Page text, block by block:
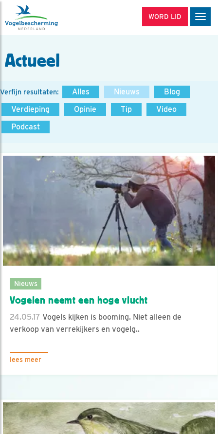
WORD LID
Actueel
Verfijn resultaten: Alles Nieuws
Blog
Verdieping
Opinie Tip
Video
Podcast
Nieuws
Vogelen neemt een hoge vlucht
24.05.17 Vogels kijken is booming. Niet alleen de
verkoop van verrekijkers en vogelg..
lees meer